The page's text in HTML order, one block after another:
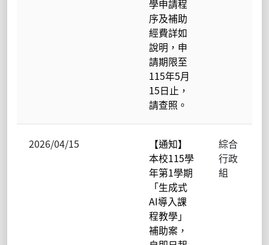
學申請程
序及補助
經費詳如
說明，申
請期限至
115年5月
15日止，
請查照。
2026/04/15
【通知】
本校115學
年第1學期
「生成式
AI導入課
程教學」
補助案，
綜合
行政
組